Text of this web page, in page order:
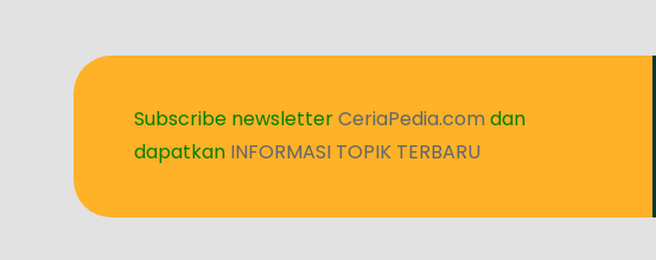
Subscribe newsletterCeriaPedia.comdan
dapatkan INFORMASI TOPIK TERBARU